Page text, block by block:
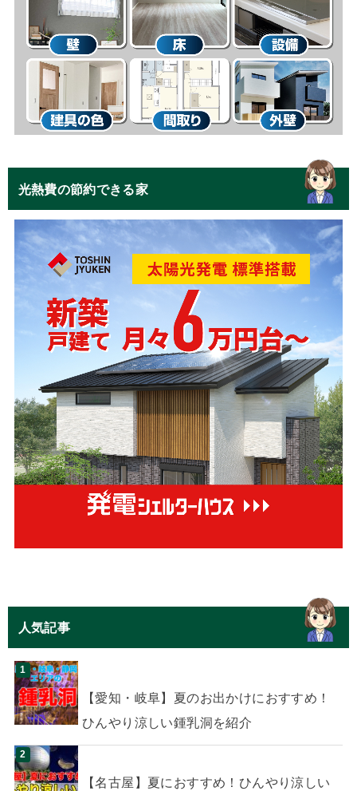
光熱費の節約できる家
人気記事
【愛知・岐阜】夏のお出かけにおすすめ！
ひんやり涼しい鍾乳洞を紹介
【名古屋】夏におすすめ！ひんやり涼しい